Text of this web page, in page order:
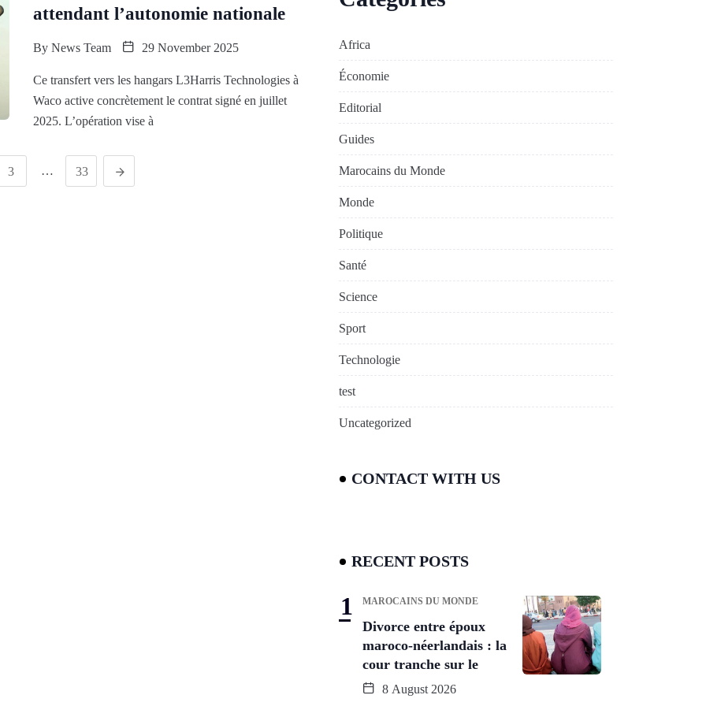
attendant l’autonomie nationale
By News Team 29 November 2025
Ce transfert vers les hangars L3Harris Technologies à
Waco active concrètement le contrat signé en juillet
2025. L’opération vise à
3 … 33
Africa
Économie
Editorial
Guides
Marocains du Monde
Monde
Politique
Santé
Science
Sport
Technologie
test
Uncategorized
CONTACT WITH US
RECENT POSTS
MAROCAINS DU MONDE
Divorce entre époux
maroco-néerlandais : la
cour tranche sur le
8 August 2026